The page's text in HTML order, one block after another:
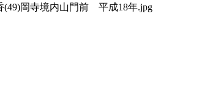
(49)岡寺境内山門前 平成18年.jpg